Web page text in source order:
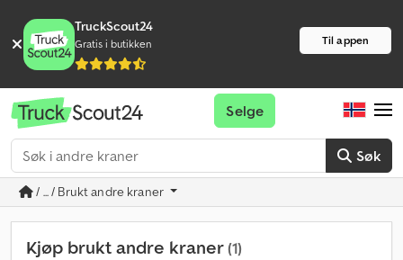
TruckScout24
Gratis i butikken Til appen
Søk
Selge
/ ... / Brukt andre kraner
Kjøp brukt andre kraner(1)